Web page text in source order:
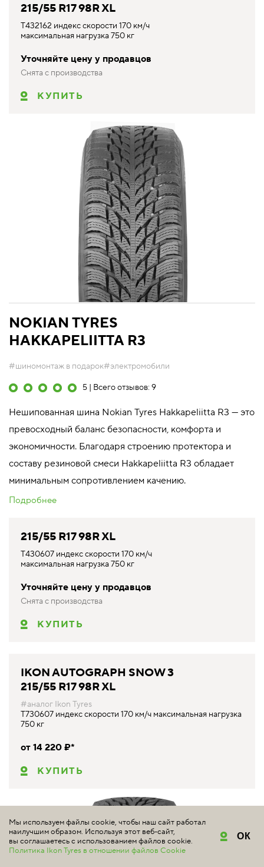
215/55 R17 98R XL
T432162 индекс скорости 170 км/ч
максимальная нагрузка 750 кг
Уточняйте цену у продавцов
Снята с производства
КУПИТЬ
NOKIAN TYRES
HAKKAPELIITTA R3
#шиномонтаж в подарок#электромобили
5 | Всего отзывов: 9
Нешипованная шина Nokian Tyres Hakkapeliitta R3 — это
превосходный баланс безопасности, комфорта и
экономичности. Благодаря строению протектора и
составу резиновой смеси Hakkapeliitta R3 обладает
минимальным сопротивлением качению.
Подробнее
215/55 R17 98R XL
T430607 индекс скорости 170 км/ч
максимальная нагрузка 750 кг
Уточняйте цену у продавцов
Снята с производства
КУПИТЬ
IKON AUTOGRAPH SNOW 3
215/55 R17 98R XL
#аналог Ikon Tyres
T730607 индекс скорости 170 км/ч максимальная нагрузка
750 кг
от 14 220 ₽*
КУПИТЬ
Мы используем файлы cookie, чтобы наш сайт работал
наилучшим образом. Используя этот веб-сайт,
вы соглашаетесь с использованием файлов cookie.
Политика Ikon Tyres в отношении файлов Cookie
ОК